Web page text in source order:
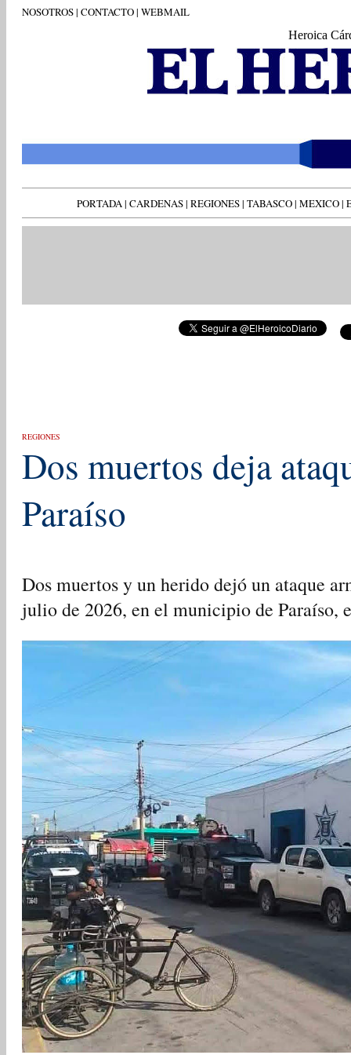
NOSOTROS| CONTACTO| WEBMAIL
Heroica
PORTADA| CARDENAS| REGIONES| TABASCO| MEXICO|
REGIONES
Dos muertos deja
Paraíso
Dos muertos y un herido dejó un ataque
julio de 2026, en el municipio de Paraíso,